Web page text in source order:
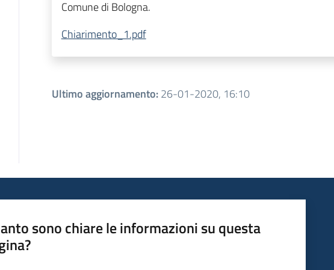
Comune di Bologna.
Chiarimento_1.pdf
Ultimo aggiornamento:26-01-2020, 16:10
sono chiare le informazioni su questa